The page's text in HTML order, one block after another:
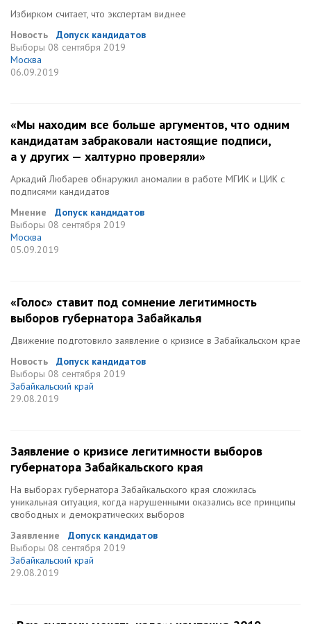
Избирком считает, что экспертам виднее
Новость
Допуск кандидатов
Выборы 08 сентября 2019
Москва
06.09.2019
«Мы находим все больше аргументов, что одним
кандидатам забраковали настоящие подписи,
а у других — халтурно проверяли»
Аркадий Любарев обнаружил аномалии в работе МГИК и ЦИК с
подписями кандидатов
Мнение
Допуск кандидатов
Выборы 08 сентября 2019
Москва
05.09.2019
«Голос» ставит под сомнение легитимность
выборов губернатора Забайкалья
Движение подготовило заявление о кризисе в Забайкальском крае
Новость
Допуск кандидатов
Выборы 08 сентября 2019
Забайкальский край
29.08.2019
Заявление о кризисе легитимности выборов
губернатора Забайкальского края
На выборах губернатора Забайкальского края сложилась
уникальная ситуация, когда нарушенными оказались все принципы
свободных и демократических выборов
Заявление
Допуск кандидатов
Выборы 08 сентября 2019
Забайкальский край
29.08.2019